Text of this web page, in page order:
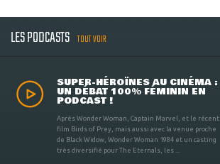
LES PODCASTS TOUT VOIR
SUPER-HÉROÏNES AU CINÉMA :
UN DÉBAT 100% FÉMININ EN
PODCAST !
Après Wonder Woman, Captain Marvel, et le récent
film Birds of Prey, mais aussi avec la venue proche
de Black Widow, Wonder Woman 1984 et un casting
très diversifié pour The Eternals, les ...